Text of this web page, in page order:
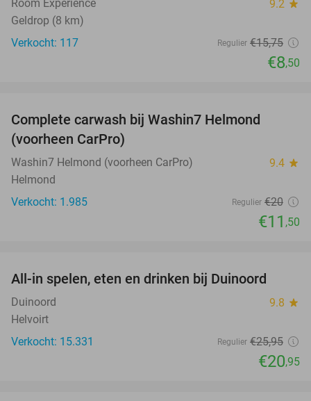
Room Experience 9.2 star
Geldrop (8 km)
Verkocht: 117
Regulier €15,75
€8,50
Complete carwash bij Washin7 Helmond
(voorheen CarPro)
Washin7 Helmond (voorheen CarPro) 9.4 star
Helmond
Verkocht: 1.985
Regulier €20
€11 ,50
All-in spelen, eten en drinken bij Duinoord
Duinoord 9.8 star
Helvoirt
Verkocht: 15.331
Regulier €25,95
€20,95